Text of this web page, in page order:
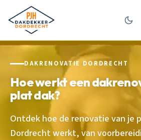
DAKRENOVATIE DORDRECHT
Hoe werkt een
plat dak?
Ontdek hoe de renovatie van je
Dordrecht werkt, van